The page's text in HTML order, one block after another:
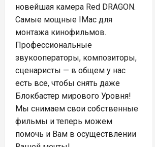
новейшая камера Red DRAGON.
Самые мощные IMac для
монтажа кинофильмов.
Профессиональные
звукооператоры, композиторы,
сценаристы — в общем у нас
есть все, чтобы снять даже
Блокбастер мирового Уровня!
Мы снимаем свои собственные
фильмы и теперь можем
помочь и Вам в осуществлении